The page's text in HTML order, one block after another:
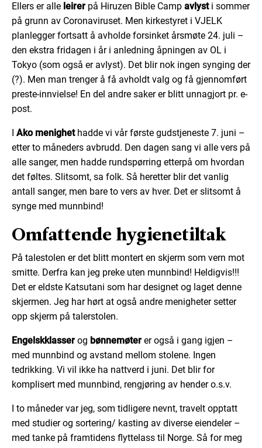
Ellers er alle leirer på Hiruzen Bible Camp avlysti sommer
på grunn av Coronaviruset. Men kirkestyret i VJELK
planlegger fortsatt å avholde forsinket årsmøte 24. juli –
den ekstra fridagen i år i anledning åpningen av OL i
Tokyo (som også er avlyst). Det blir nok ingen synging der
(?). Men man trenger å få avholdt valg og få gjennomført
preste-innvielse! En del andre saker er blitt unnagjort pr. e-
post.
Ako menighethadde vi vår første gudstjeneste 7. juni –
etter to måneders avbrudd. Den dagen sang vi alle vers på
alle sanger, men hadde rundspørring etterpå om hvordan
det føltes. Slitsomt, sa folk. Så heretter blir det vanlig
antall sanger, men bare to vers av hver. Det er slitsomt å
synge med munnbind!
Omfattende hygienetiltak
På talestolen er det blitt montert en skjerm som vern mot
smitte. Derfra kan jeg preke uten munnbind! Heldigvis!!!
Det er eldste Katsutani som har designet og laget denne
skjermen. Jeg har hørt at også andre menigheter setter
opp skjerm på talerstolen.
Engelskklasser og bønnemøter er også i gang igjen –
med munnbind og avstand mellom stolene. Ingen
tedrikking. Vi vil ikke ha nattverd i juni. Det blir for
komplisert med munnbind, rengjøring av hender o.s.v.
I to måneder var jeg, som tidligere nevnt, travelt opptatt
med studier og sortering/ kasting av diverse eiendeler –
med tanke på framtidens flyttelass til Norge. Så for meg